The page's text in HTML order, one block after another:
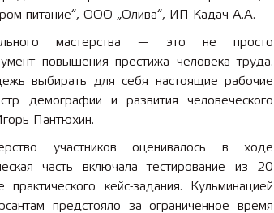
питание“, ООО „Олива“, ИП Кадач А.А.
мастерства — это не просто
повышения престижа человека труда.
выбирать для себя настоящие рабочие
демографии и развития человеческого
Пантюхин.
участников оценивалось в ходе
часть включала тестирование из 20
кейс-задания. Кульминацией
предстояло за ограниченное время